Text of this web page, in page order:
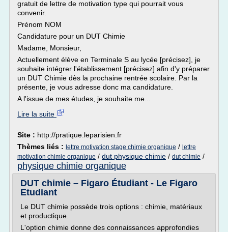
gratuit de lettre de motivation type qui pourrait vous
convenir.
Prénom NOM
Candidature pour un DUT Chimie
Madame, Monsieur,
Actuellement élève en Terminale S au lycée [précisez], je
souhaite intégrer l'établissement [précisez] afin d'y préparer
un DUT Chimie dès la prochaine rentrée scolaire. Par la
présente, je vous adresse donc ma candidature.
A l'issue de mes études, je souhaite me...
Lire la suite
Site : http://pratique.leparisien.fr
Thèmes liés : lettre motivation stage chimie organique / lettre
motivation chimie organique / dut physique chimie / dut chimie /
physique chimie organique
DUT chimie – Figaro Étudiant - Le Figaro
Etudiant
Le DUT chimie possède trois options : chimie, matériaux
et productique.
L'option chimie donne des connaissances approfondies